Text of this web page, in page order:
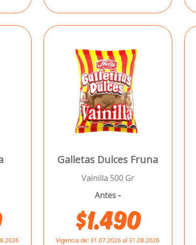
Galletas Dulces Fruna
Vainilla 500 Gr
Antes-
$1.490
Vigencia de:31.07.2026 al 31.08.2026